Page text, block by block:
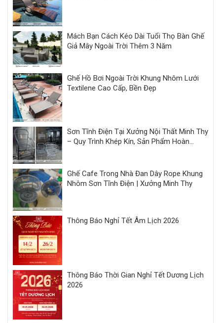
Mách Bạn Cách Kéo Dài Tuổi Thọ Bàn Ghế
Giả Mây Ngoài Trời Thêm 3 Năm
Ghế Hồ Bơi Ngoài Trời Khung Nhôm Lưới
Textilene Cao Cấp, Bền Đẹp
Sơn Tĩnh Điện Tại Xưởng Nội Thất Minh Thy
– Quy Trình Khép Kín, Sản Phẩm Hoàn
Ghế Cafe Trong Nhà Đan Dây Rope Khung
Nhôm Sơn Tĩnh Điện | Xưởng Minh Thy
Thông Báo Nghỉ Tết Âm Lịch 2026
Thông Báo Thời Gian Nghỉ Tết Dương Lịch
2026